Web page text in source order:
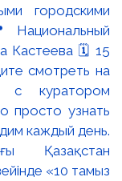
городскими
Национальный
Кастеева 🗓 15
смотреть на
с куратором
просто узнать
каждый день.